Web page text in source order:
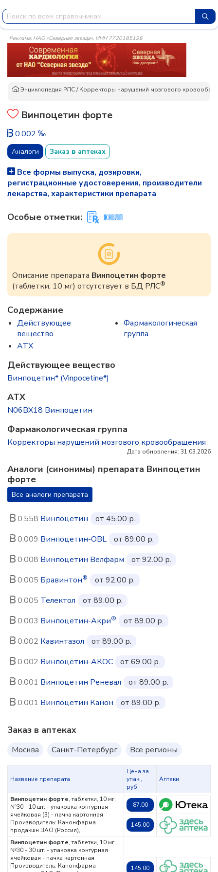
Реклама: НАО «Северная звезда», ИНН 7720185196
Энциклопедия РЛС/Корректоры нарушений мозгового
Винпоцетин форте
0.002 ‰
Аналоги Заказ в аптеках
Все формы выпуска, дозировки,
регистрационные удостоверения, производители
лекарства, характеристики препарата
Особые отметки:
Описание препарата Винпоцетин форте
(таблетки, 10 мг) отсутствует в БД РЛС®
Содержание
Действующее
вещество
ATX
Фармакологическая
группа
Действующее вещество
Винпоцетин* (Vinpocetine*)
ATX
N06BX18 Винпоцетин
Фармакологическая группа
Корректоры нарушений мозгового кровообращения
Дата обновления: 31.03.2026
Аналоги (синонимы) препарата Винпоцетин
форте
Все аналоги препарата
0.558 Винпоцетин
от 45.00 р.
0.009 Винпоцетин-OBL
от 89.00 р.
0.008 Винпоцетин Велфарм
от 92.00 р.
0.005 Бравинтон®
от 92.00 р.
0.005 Телектол
от 89.00 р.
0.003 Винпоцетин-Акри®
от 89.00 р.
0.002 Кавинтазол
от 89.00 р.
0.002 Винпоцетин-АКОС
от 69.00 р.
0.001 Винпоцетин Реневал
от 89.00 р.
0.001 Винпоцетин Канон от 89.00 р.
Заказ в аптеках
Москва Санкт-Петербург Все регионы
Название препарата
Цена за
упак.,
руб.
Аптеки
Винпоцетин форте, таблетки, 10 мг,
№30 - 10 шт. - упаковка контурная
ячейковая (3) - пачка картонная
Производитель: Канонфарма
продакшн ЗАО (Россия),
87.00
145.00
Винпоцетин форте, таблетки, 10 мг,
№30 - 30 шт. - упаковка контурная
ячейковая - пачка картонная
Производитель: Канонфарма
145.00